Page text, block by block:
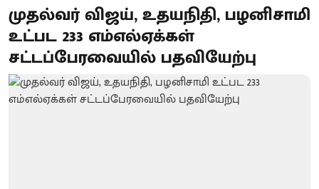
முதல்வர் விஜய், உதயநிதி, பழனிசாமி
உட்பட 233 எம்எல்ஏக்கள்
சட்டப்பேரவையில் பதவியேற்பு